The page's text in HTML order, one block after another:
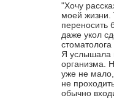
"Хочу
моей жизни.
переносить
даже укол
Я услышала
организма.
уже не
не
обычно